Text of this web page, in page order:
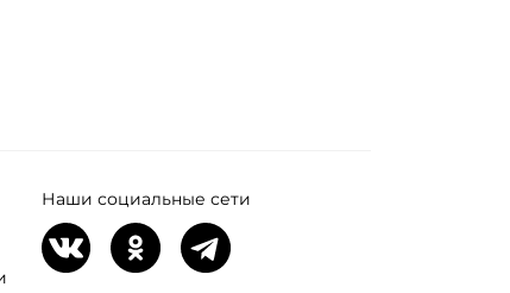
Наши социальные сети